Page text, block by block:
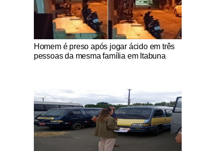
Notícias Católicas
Homem é preso após jogar ácido em três
pessoas da mesma família em Itabuna